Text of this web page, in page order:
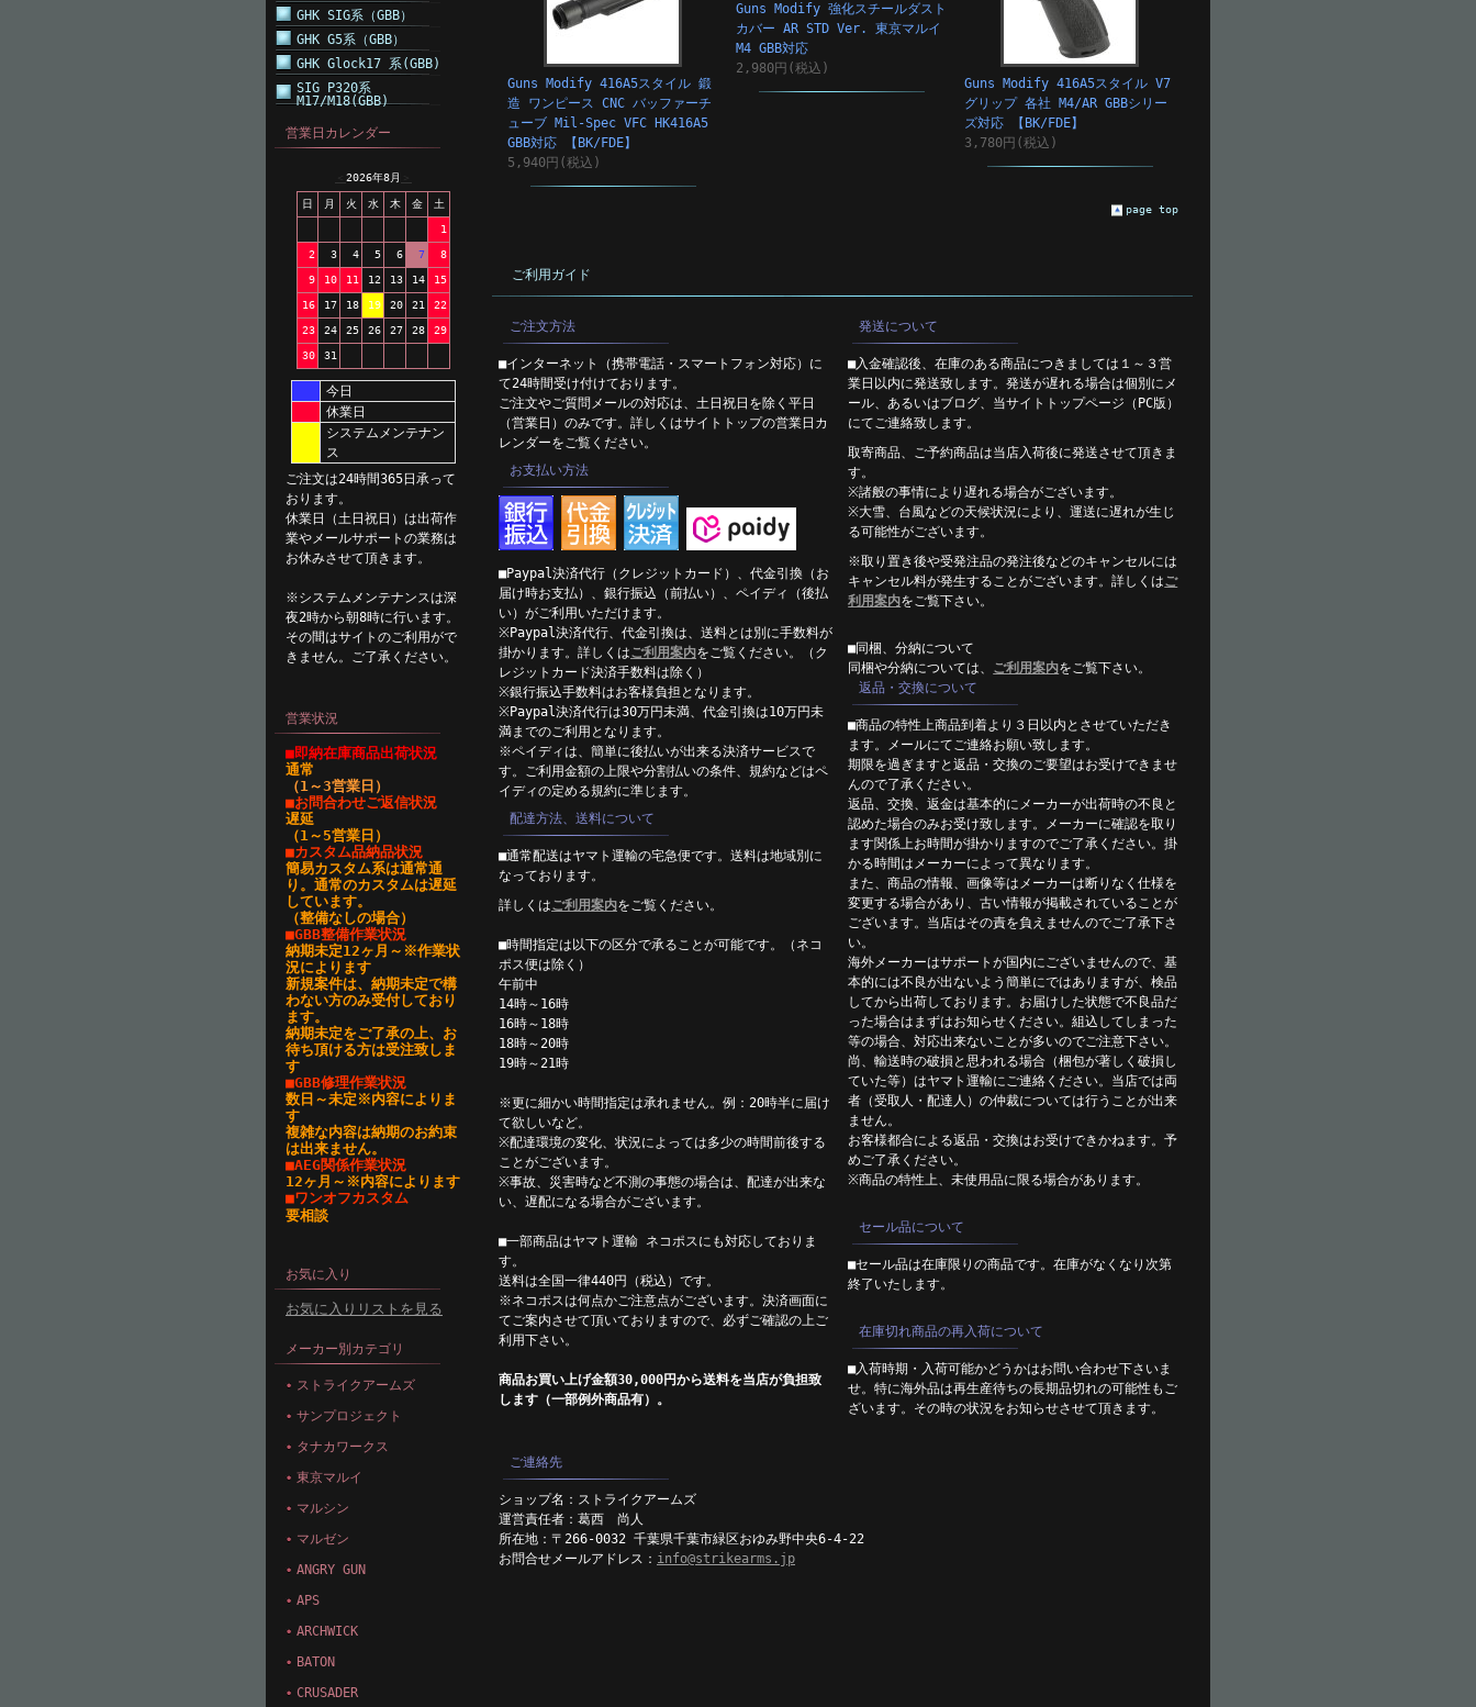
GHK SIG系（GBB）
GHK G5系（GBB）
GHK Glock17 系(GBB)
SIG P320系
M17/M18(GBB)
営業日カレンダー
2026年8月
日 月 火 水 木 金 土
1
2 3 4 5 6 7 8
9 10 11 12 13 14 15
16 17 18 19 20 21 22
23 24 25 26 27 28 29
30 31
今日
休業日
システムメンテナン
ス
ご注文は24時間365日承って
おります。
休業日（土日祝日）は出荷作
業やメールサポートの業務は
お休みさせて頂きます。
※システムメンテナンスは深
夜2時から朝8時に行います。
その間はサイトのご利用がで
きません。ご了承ください。
営業状況
■即納在庫商品出荷状況
通常
（1～3営業日 ）
■お問合わせご返信状況
遅延
（1～5営業日）
■カスタム品納品状況
簡易カスタム系は通常通
り。通常のカスタムは遅延
しています。
（整備なしの場合）
■GBB整備作業状況
納期未定12ヶ月～※作業状
況によります
新規案件は、納期未定で構
わない方のみ受付しており
ます。
納期未定をご了承の上、お
待ち頂ける方は受注致しま
す
■GBB修理作業状況
数日～未定※内容によりま
す
複雑な内容は納期のお約束
は出来ません。
■AEG関係作業状況
12ヶ月～※内容によります
■ワンオフカスタム
要相談
お気に入り
お気に入りリストを見る
メーカー別カテゴリ
ストライクアームズ
サンプロジェクト
タナカワークス
東京マルイ
マルシン
マルゼン
ANGRY GUN
APS
ARCHWICK
BATON
CRUSADER
Guns Modify 416A5スタイル 鍛
造 ワンピース CNC バッファーチ
ューブ Mil-Spec VFC HK416A5
GBB対応 【BK/FDE】
5,940円(税込)
Guns Modify 強化スチールダスト
カバー AR STD Ver. 東京マルイ
M4 GBB対応
2,980円(税込)
Guns Modify 416A5スタイル V7
グリップ 各社 M4/AR GBBシリー
ズ対応 【BK/FDE】
3,780円(税込)
page top
ご利用ガイド
ご注文方法
■インターネット（携帯電話・スマートフォン対応）に
て24時間受け付けております。
ご注文やご質問メールの対応は、土日祝日を除く平日
（営業日）のみです。詳しくはサイトトップの営業日カ
レンダーをご覧ください。
お支払い方法
■Paypal決済代行（クレジットカード）、代金引換（お
届け時お支払）、銀行振込（前払い）、ペイディ（後払
い）がご利用いただけます。
※Paypal決済代行、代金引換は、送料とは別に手数料が
掛かります。詳しくはご利用案内をご覧ください。（ク
レジットカード決済手数料は除く）
※銀行振込手数料はお客様負担となります。
※Paypal決済代行は30万円未満、代金引換は10万円未
満までのご利用となります。
※ペイディは、簡単に後払いが出来る決済サービスで
す。ご利用金額の上限や分割払いの条件、規約などはペ
イディの定める規約に準じます。
配達方法、送料について
■通常配送はヤマト運輸の宅急便です。送料は地域別に
なっております。
詳しくはご利用案内をご覧ください。
■時間指定は以下の区分で承ることが可能です。（ネコ
ポス便は除く）
午前中
14時～16時
16時～18時
18時～20時
19時～21時
※更に細かい時間指定は承れません。例：20時半に届け
て欲しいなど。
※配達環境の変化、状況によっては多少の時間前後する
ことがございます。
※事故、災害時など不測の事態の場合は、配達が出来な
い、遅配になる場合がございます。
■一部商品はヤマト運輸 ネコポスにも対応しておりま
す。
送料は全国一律440円（税込）です。
※ネコポスは何点かご注意点がございます。決済画面に
てご案内させて頂いておりますので、必ずご確認の上ご
利用下さい。
商品お買い上げ金額30,000円から送料を当店が負担致
します（一部例外商品有）。
発送について
■入金確認後、在庫のある商品につきましては１～３営
業日以内に発送致します。発送が遅れる場合は個別にメ
ール、あるいはブログ、当サイトトップページ（PC版）
にてご連絡致します。
取寄商品、ご予約商品は当店入荷後に発送させて頂きま
す。
※諸般の事情により遅れる場合がございます。
※大雪、台風などの天候状況により、運送に遅れが生じ
る可能性がございます。
※取り置き後や受発注品の発注後などのキャンセルには
キャンセル料が発生することがございます。詳しくはご
利用案内をご覧下さい。
■同梱、分納について
同梱や分納については、 ご利用案内をご覧下さい。
返品・交換について
■商品の特性上商品到着より３日以内とさせていただき
ます。メールにてご連絡お願い致します。
期限を過ぎますと返品・交換のご要望はお受けできませ
んので了承ください。
返品、交換、返金は基本的にメーカーが出荷時の不良と
認めた場合のみお受け致します。メーカーに確認を取り
ます関係上お時間が掛かりますのでご了承ください。掛
かる時間はメーカーによって異なります。
また、商品の情報、画像等はメーカーは断りなく仕様を
変更する場合があり、古い情報が掲載されていることが
ございます。当店はその責を負えませんのでご了承下さ
い。
海外メーカーはサポートが国内にございませんので、基
本的には不良が出ないよう簡単にではありますが、検品
してから出荷しております。お届けした状態で不良品だ
った場合はまずはお知らせください。組込してしまった
等の場合、対応出来ないことが多いのでご注意下さい。
尚、輸送時の破損と思われる場合（梱包が著しく破損し
ていた等）はヤマト運輸にご連絡ください。当店では両
者（受取人・配達人）の仲裁については行うことが出来
ません。
お客様都合による返品・交換はお受けできかねます。予
めご了承ください。
※商品の特性上、未使用品に限る場合があります。
セール品について
■セール品は在庫限りの商品です。在庫がなくなり次第
終了いたします。
在庫切れ商品の再入荷について
■入荷時期・入荷可能かどうかはお問い合わせ下さいま
せ。特に海外品は再生産待ちの長期品切れの可能性もご
ざいます。その時の状況をお知らせさせて頂きます。
ご連絡先
ショップ名：ストライクアームズ
運営責任者：葛西 尚人
所在地：〒266-0032 千葉県千葉市緑区おゆみ野中央6-4-22
お問合せメールアドレス： info@strikearms.jp